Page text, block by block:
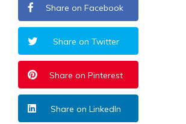
Share on Facebook
Share on Twitter
Share on Pinterest
Share on LinkedIn